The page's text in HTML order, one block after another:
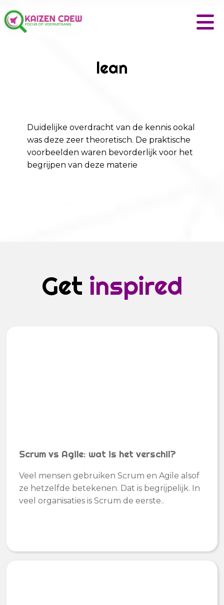
lean
Duidelijke overdracht van de kennis ookal
was deze zeer theoretisch. De praktische
voorbeelden waren bevorderlijk voor het
begrijpen van deze materie
Get inspired
Scrum vs Agile: wat is het verschil?
Veel mensen gebruiken Scrum en Agile alsof
ze hetzelfde betekenen. Dat is begrijpelijk. In
veel organisaties is Scrum de eerste..